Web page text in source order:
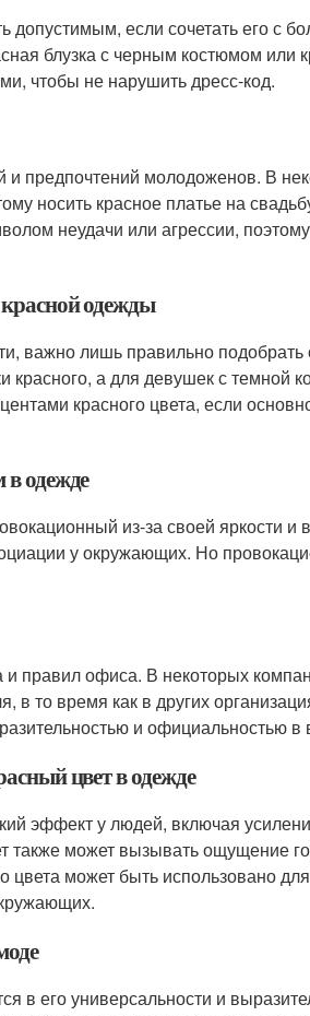
если сочетать его с
блузка с черным костюмом или
чтобы не нарушить дресс-код.
и предпочтений молодоженов. В
носить красное платье на
неудачи или агрессии,
одежды
важно лишь правильно подобрать
а для девушек с темной
красного цвета, если
одежде
из-за своей яркости и
у окружающих. Но
и правил офиса. В некоторых
в то время как в других
и официальностью в
цвет в одежде
эффект у людей, включая
также может вызывать ощущение
цвета может быть использовано
в его универсальности и